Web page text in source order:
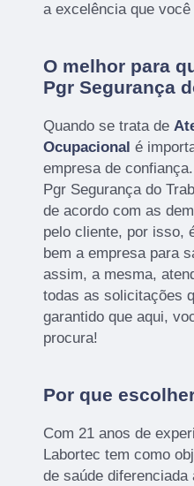
a excelência que
O melhor para
Pgr Segurança
Quando se trata de
Ocupacional é
empresa de
Pgr Segurança do
de acordo com as
pelo cliente, por isso,
bem a empresa para
assim, a mesma,
todas as solicitações
garantido que aqui,
procura!
Por que
Com 21 anos de
Labortec tem como
de saúde